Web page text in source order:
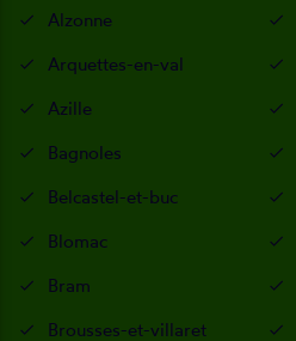
Alzonne
Arquettes-en-val
Azille
Bagnoles
Belcastel-et-buc
Blomac
Bram
Brousses-et-villaret